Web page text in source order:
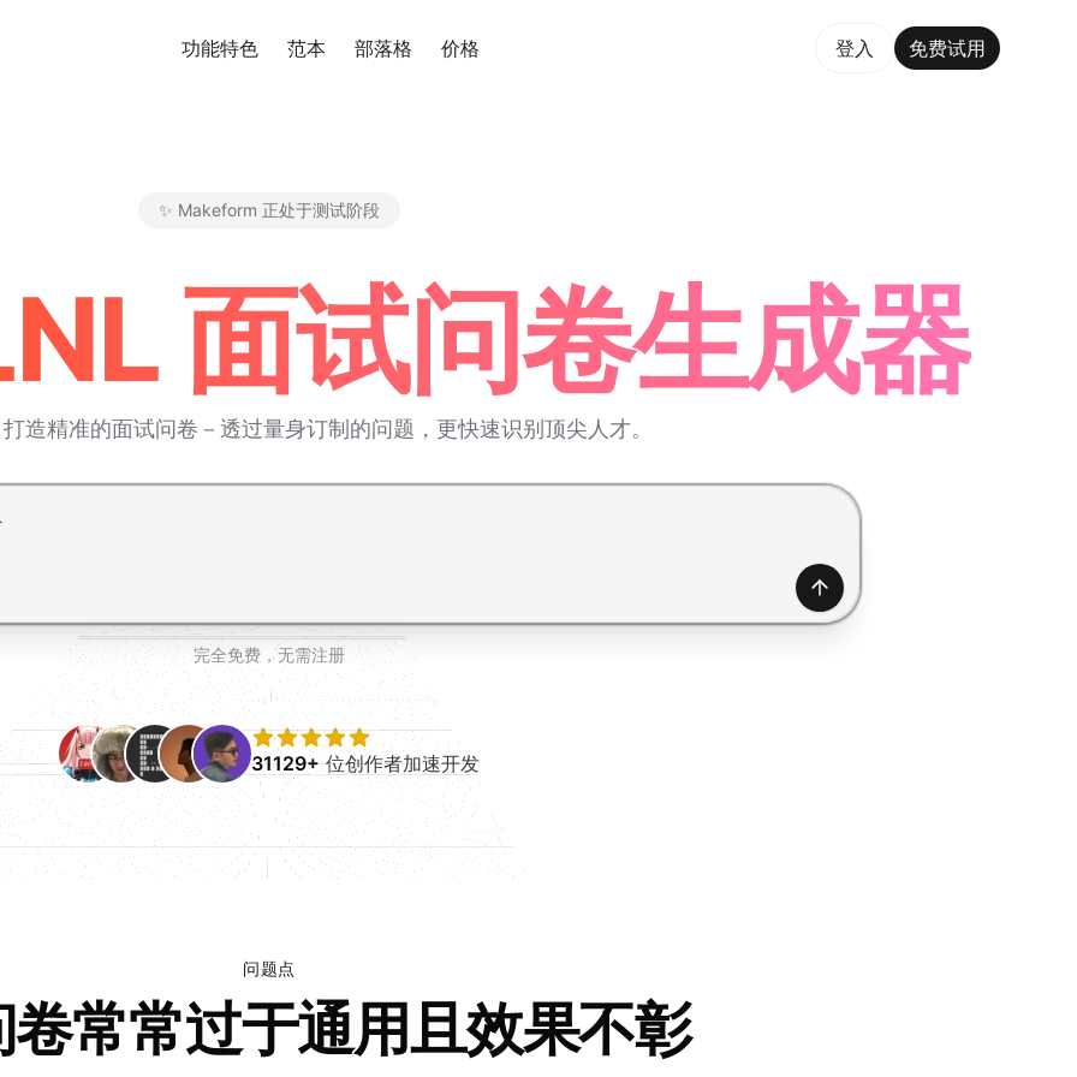
功能特色 范本 部落格 价格 登入 免费试用
✨ Makeform 正处于测试阶段
面试问卷生成器
造精准的面试问卷－透过量身订制的问题，更快速识别顶尖人才。
产生
完全免费，无需注册
31129+ 位创作者加速开发
问题点
常常过于通用且效果不彰